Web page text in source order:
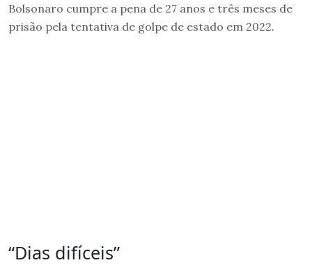
Bolsonaro cumpre a pena de 27 anos e três meses de
prisão pela tentativa de golpe de estado em 2022.
“Dias difíceis”